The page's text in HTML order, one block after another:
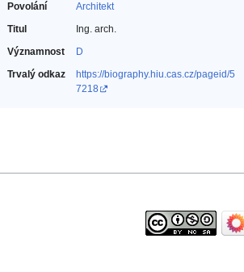
Povolání
Architekt‎
Titul
Ing. arch.
Významnost
D
Trvalý odkaz
https://biography.hiu.cas.cz/pageid/5
7218